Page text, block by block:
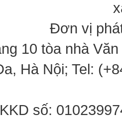
Đơn vị
10 tòa nhà
Hà Nội; Tel:
số: